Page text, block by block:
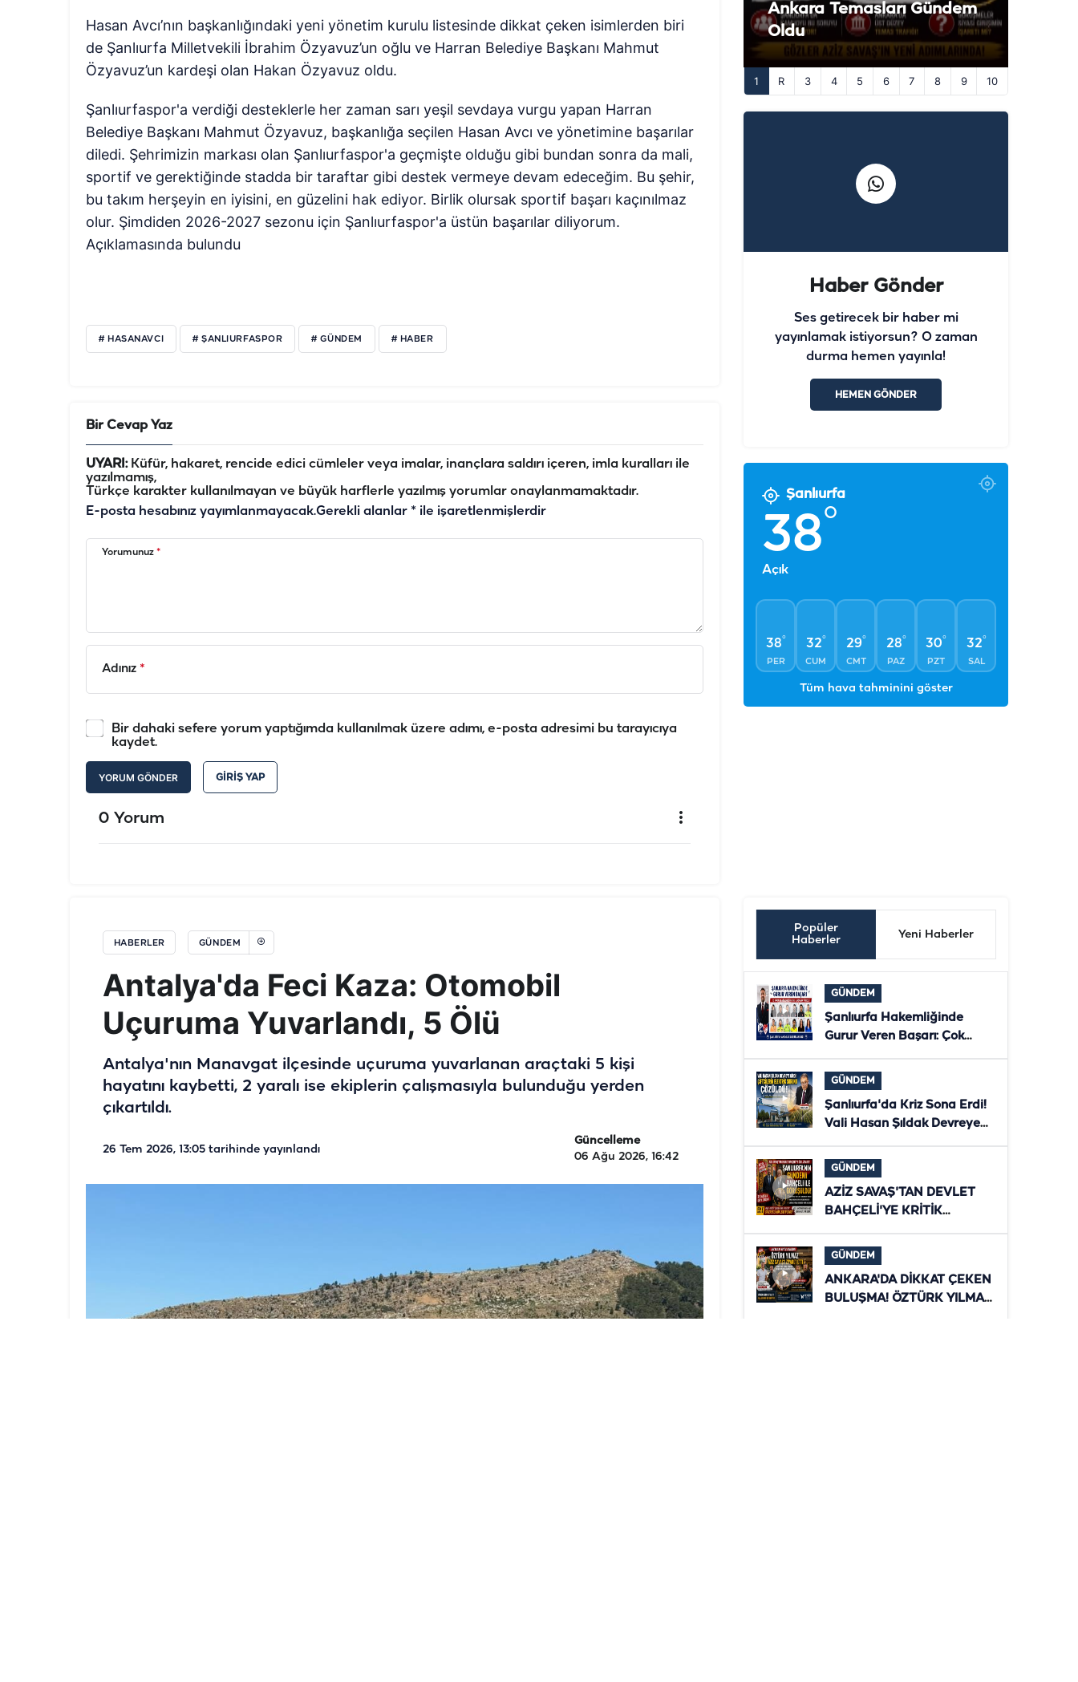
Hasan Avcı’nın başkanlığındaki yeni yönetim kurulu listesinde dikkat çeken isimlerden biri
de Şanlıurfa Milletvekili İbrahim Özyavuz’un oğlu ve Harran Belediye Başkanı Mahmut
Özyavuz’un kardeşi olan Hakan Özyavuz oldu.
Şanlıurfaspor'a verdiği desteklerle her zaman sarı yeşil sevdaya vurgu yapan Harran
Belediye Başkanı Mahmut Özyavuz, başkanlığa seçilen Hasan Avcı ve yönetimine başarılar
diledi. Şehrimizin markası olan Şanlıurfaspor'a geçmişte olduğu gibi bundan sonra da mali,
sportif ve gerektiğinde stadda bir taraftar gibi destek vermeye devam edeceğim. Bu şehir,
bu takım herşeyin en iyisini, en güzelini hak ediyor. Birlik olursak sportif başarı kaçınılmaz
olur. Şimdiden 2026-2027 sezonu için Şanlıurfaspor'a üstün başarılar diliyorum.
Açıklamasında bulundu
# HASANAVCI # ŞANLIURFASPOR # GÜNDEM # HABER
Bir Cevap Yaz
UYARI:Küfür, hakaret, rencide edici cümleler veya imalar, inançlara saldırı içeren, imla kuralları ile
yazılmamış,
Türkçe karakter kullanılmayan ve büyük harflerle yazılmış yorumlar onaylanmamaktadır.
E-posta hesabınız yayımlanmayacak.Gerekli alanlar * ile işaretlenmişlerdir
Yorumunuz *
Adınız *
Bir dahaki sefere yorum yaptığımda kullanılmak üzere adımı, e-posta adresimi bu tarayıcıya
kaydet.
YORUM GÖNDER GIRIŞ YAP
0 Yorum
Ankara Temasları Gündem
Oldu
1 3 4 5 6 7 8 9 10
Haber Gönder
Ses getirecek bir haber mi
yayınlamak istiyorsun? O zaman
durma hemen yayınla!
HEMEN GÖNDER
Şanlıurfa
38°
Açık
38°
PER
32°
CUM
29°
CMT
28°
PAZ
30°
PZT
32°
SAL
Tüm hava tahminini göster
HABERLER GÜNDEM
Antalya'da Feci Kaza: Otomobil
Uçuruma Yuvarlandı, 5 Ölü
Antalya'nın Manavgat ilçesinde uçuruma yuvarlanan araçtaki 5 kişi
hayatını kaybetti, 2 yaralı ise ekiplerin çalışmasıyla bulunduğu yerden
çıkartıldı.
26 Tem 2026, 13:05 tarihinde yayınlandı
Güncelleme
06 Ağu 2026, 16:42
Popüler
Haberler
Yeni Haberler
GÜNDEM
Şanlıurfa Hakemliğinde
Gurur Veren Başarı: Çok
Bölgesel Klasmana Yükseldi
GÜNDEM
Şanlıurfa'da Kriz Sona Erdi!
Vali Hasan Şıldak Devreye
Yeniden Verildi
GÜNDEM
AZİZ SAVAŞ'TAN DEVLET
BAHÇELİ'YE KRİTİK
YENİ DÖNEMİ MASAYA
YATIRILDI
GÜNDEM
ANKARA'DA DİKKAT ÇEKEN
BULUŞMA! ÖZTÜRK YILMAZ